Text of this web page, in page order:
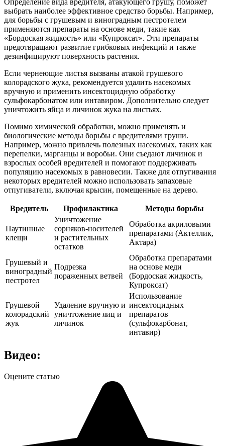
выбрать наиболее эффективное средство борьбы. Например,
для борьбы с грушевым и виноградным пестротелем
применяются препараты на основе меди, такие как
«Бордоская жидкость» или «Купроксат». Эти препараты
предотвращают развитие грибковых инфекций и также
дезинфицируют поверхность растения.
Если чернеющие листья вызваны атакой грушевого
колорадского жука, рекомендуется удалить насекомых
вручную и применить инсектоцидную обработку
сульфокарбонатом или интавиром. Дополнительно следует
уничтожить яйца и личинок жука на листьях.
Помимо химической обработки, можно применять и
биологические методы борьбы с вредителями груши.
Например, можно привлечь полезных насекомых, таких как
перепелки, марганцы и воробьи. Они съедают личинок и
взрослых особей вредителей и помогают поддерживать
популяцию насекомых в равновесии. Также для отпугивания
некоторых вредителей можно использовать запаховые
отпугиватели, включая крысин, помещенные на дерево.
Вредитель Профилактика Методы борьбы
Паутинные
клещи
Уничтожение
сорняков-носителей
и растительных
остатков
Обработка акриловыми
препаратами (Актеллик,
Актара)
Грушевый и
виноградный
пестротел
Подрезка
пораженных ветвей
Обработка препаратами
на основе меди
(Бордоская жидкость,
Купроксат)
Грушевой
колорадский
жук
Удаление вручную и
уничтожение яиц и
личинок
Использование
инсектоцидных
препаратов
(сульфокарбонат,
интавир)
Видео:
Оцените статью